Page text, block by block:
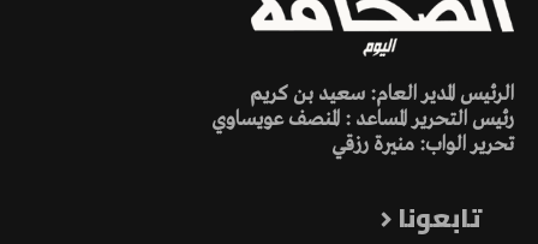
الرئيس المدير العام: سعيد بن كريم
رئيس التحرير المساعد : المنصف عويساوي
تحرير الواب: منيرة رزقي
تابعونا